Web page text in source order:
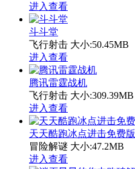
进入查看
斗斗堂
飞行射击 大小:50.45MB
进入查看
腾讯雷霆战机
飞行射击 大小:309.39MB
进入查看
天天酷跑冰点进击免费版
冒险解谜 大小:47.2MB
进入查看